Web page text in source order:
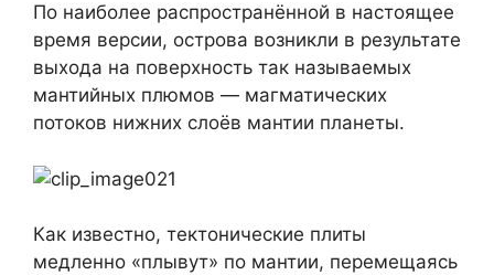
По наиболее распространённой в настоящее
время версии, острова возникли в результате
выхода на поверхность так называемых
мантийных плюмов — магматических
потоков нижних слоёв мантии планеты.
Как известно, тектонические плиты
медленно «плывут» по мантии, перемещаясь